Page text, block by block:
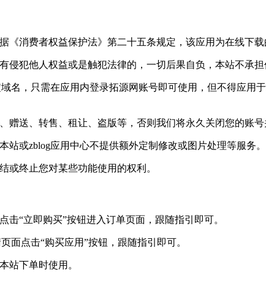
消费者权益保护法》第二十五条规定，该应用为在线下
犯他人权益或是触犯法律的，一切后果自负，本站不承担
名，只需在应用内登录拓源网账号即可使用，但不得应用
送、转售、租让、盗版等，否则我们将永久关闭您的账号
或zblog应用中心不提供额外定制修改或图片处理等服务。
或终止您对某些功能使用的权利。
“立即购买”按钮进入订单页面，跟随指引即可。
面点击“购买应用”按钮，跟随指引即可。
站下单时使用。